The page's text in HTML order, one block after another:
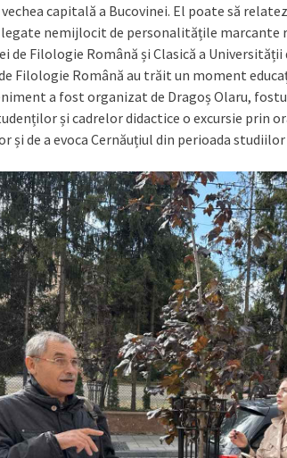
capitală a Bucovinei. El poate să
nemijlocit de personalitățile marcante
de Filologie Română și Clasică a
Filologie Română au trăit un moment
a fost organizat de Dragoș Olaru,
și cadrelor didactice o excursie prin
și de a evoca Cernăuțiul din perioada